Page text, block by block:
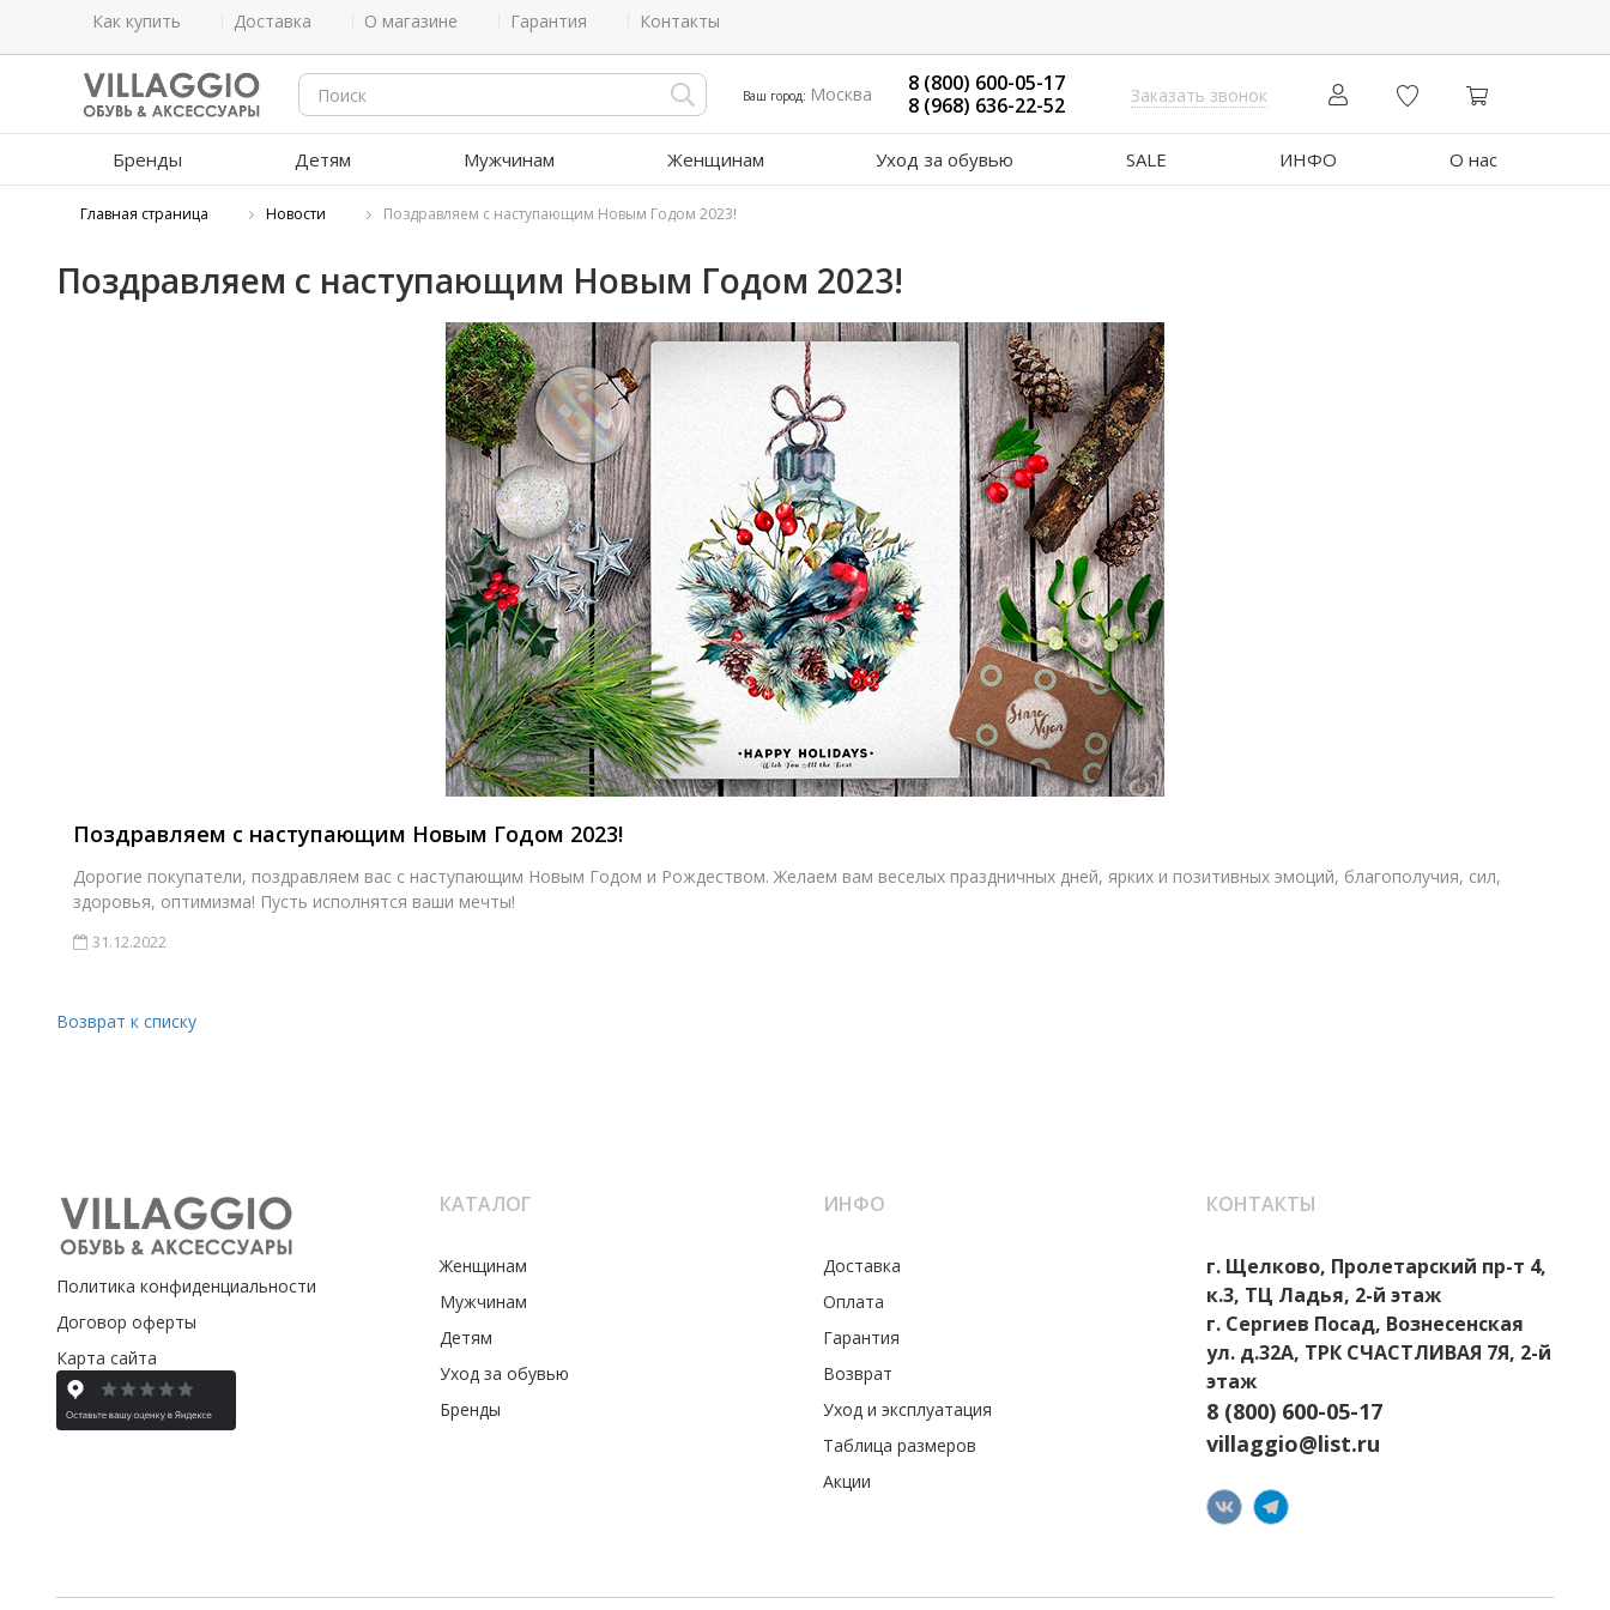
Как купить Доставка О магазине Гарантия Контакты
Ваш город: Москва
8 (800) 600-05-17
8 (968) 636-22-52
Заказать звонок
Бренды Детям Мужчинам Женщинам Уход за обувью SALE ИНФО О нас
Главная страница Новости Поздравляем с наступающим Новым Годом 2023!
Поздравляем с наступающим Новым Годом 2023!
Поздравляем с наступающим Новым Годом 2023!
Дорогие покупатели, поздравляем вас с наступающим Новым Годом и Рождеством. Желаем вам веселых праздничных дней, ярких и позитивных эмоций, благополучия, сил,
здоровья, оптимизма! Пусть исполнятся ваши мечты!
31.12.2022
Возврат к списку
Политика конфиденциальности
Договор оферты
Карта сайта
КАТАЛОГ
Женщинам
Мужчинам
Детям
Уход за обувью
Бренды
ИНФО
Доставка
Оплата
Гарантия
Возврат
Уход и эксплуатация
Таблица размеров
Акции
КОНТАКТЫ
г. Щелково, Пролетарский пр-т 4,
к.3, ТЦ Ладья, 2-й этаж
г. Сергиев Посад, Вознесенская
ул. д.32А, ТРК СЧАСТЛИВАЯ 7Я, 2-й
этаж
8 (800) 600-05-17
villaggio@list.ru